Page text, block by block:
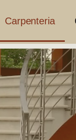
Carpenteria